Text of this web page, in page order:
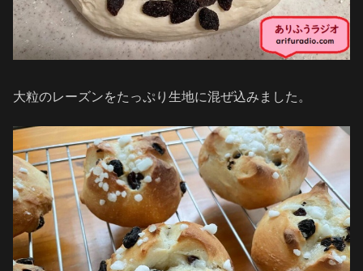
大粒のレーズンをたっぷり生地に混ぜ込みました。